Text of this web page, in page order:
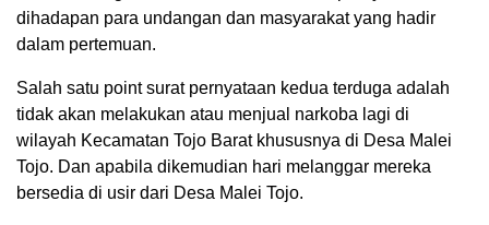
dihadapan para undangan dan masyarakat yang hadir
dalam pertemuan.
Salah satu point surat pernyataan kedua terduga adalah
tidak akan melakukan atau menjual narkoba lagi di
wilayah Kecamatan Tojo Barat khususnya di Desa Malei
Tojo. Dan apabila dikemudian hari melanggar mereka
bersedia di usir dari Desa Malei Tojo.